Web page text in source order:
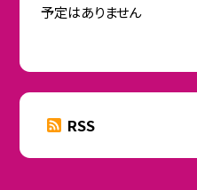
予定はありません
RSS